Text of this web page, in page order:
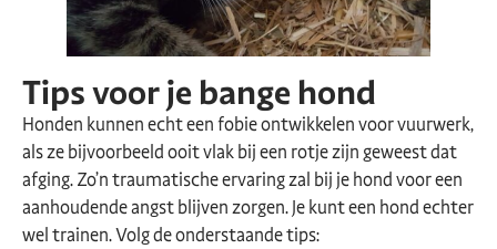
Tips voor je bange hond
Honden kunnen echt een fobie ontwikkelen voor vuurwerk,
als ze bijvoorbeeld ooit vlak bij een rotje zijn geweest dat
afging. Zo’n traumatische ervaring zal bij je hond voor een
aanhoudende angst blijven zorgen. Je kunt een hond echter
wel trainen. Volg de onderstaande tips: